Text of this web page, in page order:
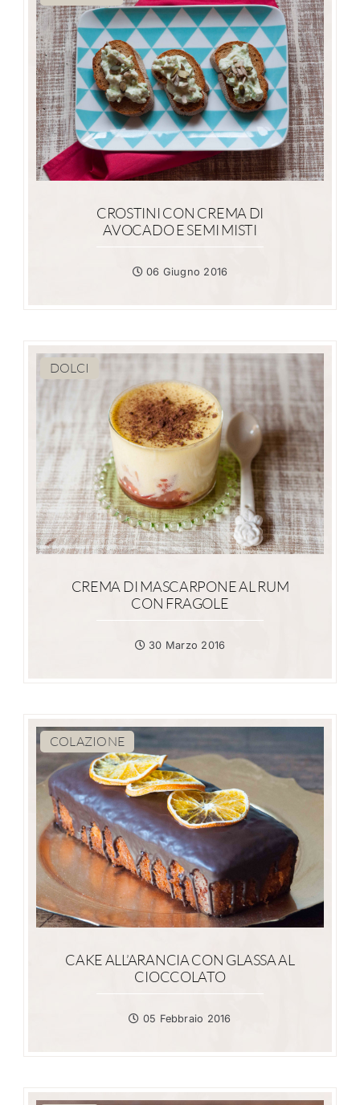
CROSTINI CON CREMA DI
AVOCADO E SEMI MISTI
06 Giugno 2016
DOLCI
CREMA DI MASCARPONE AL RUM
CON FRAGOLE
30 Marzo 2016
COLAZIONE
CAKE ALL’ARANCIA CON GLASSA AL
CIOCCOLATO
05 Febbraio 2016